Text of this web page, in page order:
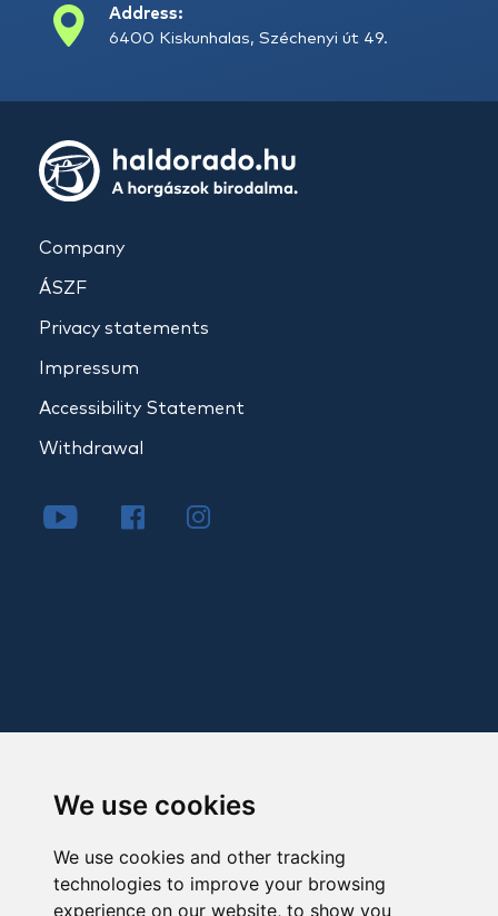
We use cookies
We use cookies and other tracking
technologies to improve your browsing
experience on our website, to show you
Address:
6400 Kiskunhalas, Széchenyi út 49.
Company
ÁSZF
Privacy statements
Impressum
Accessibility Statement
Withdrawal